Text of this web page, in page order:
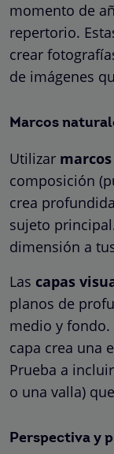
momento de
repertorio.
crear
de imágenes
Marcos
Utilizar
composición
crea
sujeto
dimensión a
Las capas
planos de
medio y
capa crea una
Prueba a
o una valla)
Perspectiva y